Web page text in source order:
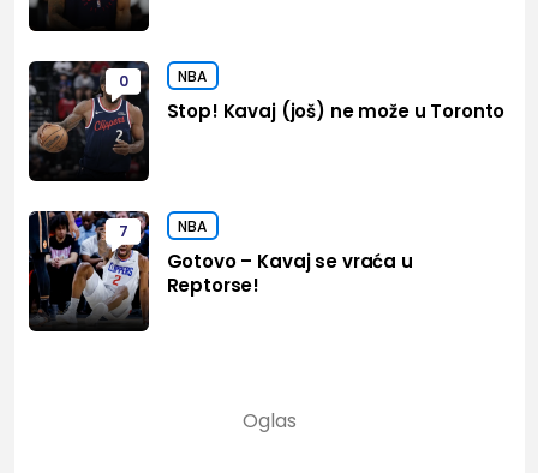
0 NBA
Stop! Kavaj (još) ne može u Toronto
7 NBA
Gotovo – Kavaj se vraća u
Reptorse!